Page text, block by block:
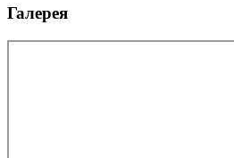
Галерея